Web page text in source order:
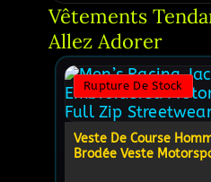
Vêtements
Allez Adorer
Rupture De Stock
Veste De Course
Brodée Veste